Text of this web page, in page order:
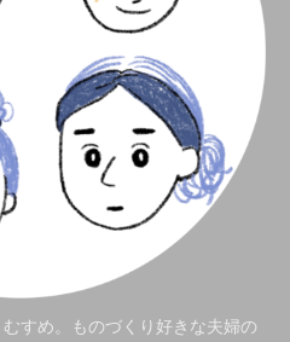
すめ。ものづくり好きな夫婦の